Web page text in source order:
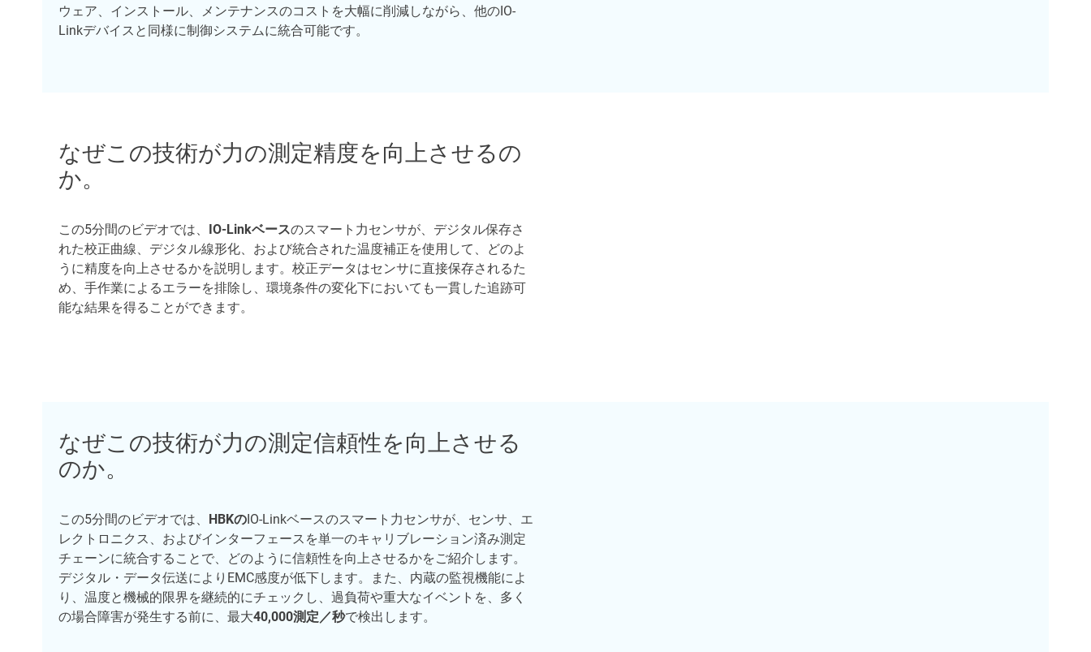
ウェア、インストール、メンテナンスのコストを大幅に削減しながら、他のIO-
Linkデバイスと同様に制御システムに統合可能です。
なぜこの技術が力の測定精度を向上させるの
か。
この5分間のビデオでは、 IO-Linkベースのスマート力センサが、デジタル保存さ
れた校正曲線、デジタル線形化、および統合された温度補正を使用して、どのよ
うに精度を向上させるかを説明します。校正データはセンサに直接保存されるた
め、手作業によるエラーを排除し、環境条件の変化下においても一貫した追跡可
能な結果を得ることができます。
なぜこの技術が力の測定信頼性を向上させる
のか。
この5分間のビデオでは、 HBKのIO-Linkベースのスマート力センサが、センサ、エ
レクトロニクス、およびインターフェースを単一のキャリブレーション済み測定
チェーンに統合することで、どのように信頼性を向上させるかをご紹介します。
デジタル・データ伝送によりEMC感度が低下します。また、内蔵の監視機能によ
り、温度と機械的限界を継続的にチェックし、過負荷や重大なイベントを、多く
の場合障害が発生する前に、最大40,000測定／秒で検出します。